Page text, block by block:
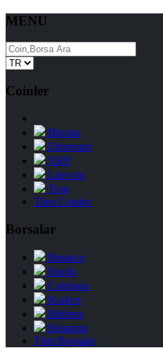
MENU
Coinler
Bitcoin
Ethereum
XRP
Litecoin
Tron
Tüm Coinler
Borsalar
Binance
Huobi
Coinbase
Kraken
Bitfinex
Bitstamp
Tüm Borsalar